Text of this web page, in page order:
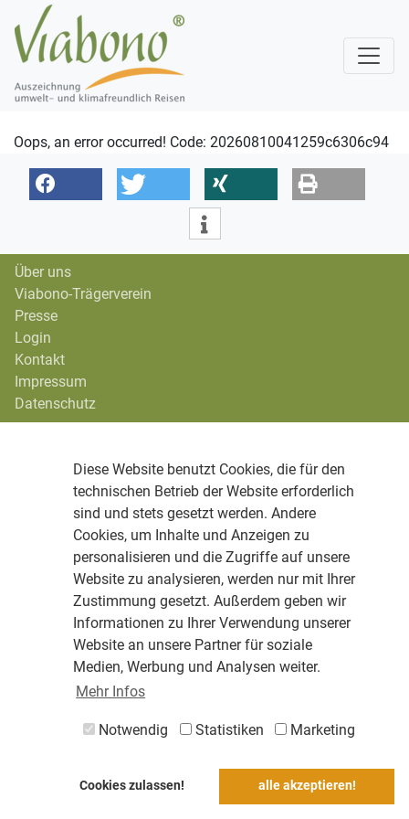
Diese Website benutzt Cookies, die für den
technischen Betrieb der Website erforderlich
sind und stets gesetzt werden. Andere
Cookies, um Inhalte und Anzeigen zu
personalisieren und die Zugriffe auf unsere
Website zu analysieren, werden nur mit Ihrer
Zustimmung gesetzt. Außerdem geben wir
Informationen zu Ihrer Verwendung unserer
Website an unsere Partner für soziale
Medien, Werbung und Analysen weiter.
Mehr Infos
Notwendig Statistiken Marketing
Cookies zulassen! alle akzeptieren!
Oops, an error occurred! Code: 20260810041259c6306c94
Über uns
Viabono-Trägerverein
Presse
Login
Kontakt
Impressum
Datenschutz